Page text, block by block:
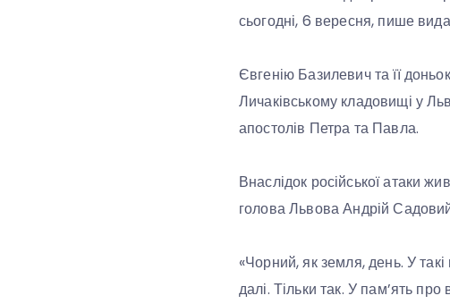
сьогодні, 6 вересня, пише
Євгенію Базилевич та її
Личаківському кладовищі у
апостолів Петра та Павла.
Внаслідок російської атаки
голова Львова Андрій
«Чорний, як земля, день. У
далі. Тільки так. У пам’ять